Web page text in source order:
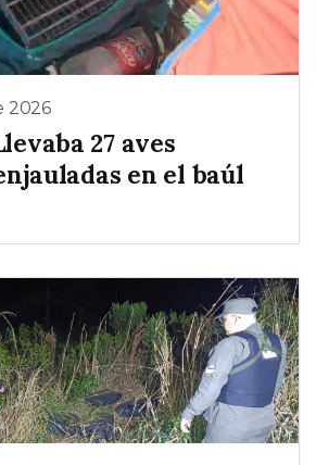
2026
27 aves
en el baúl